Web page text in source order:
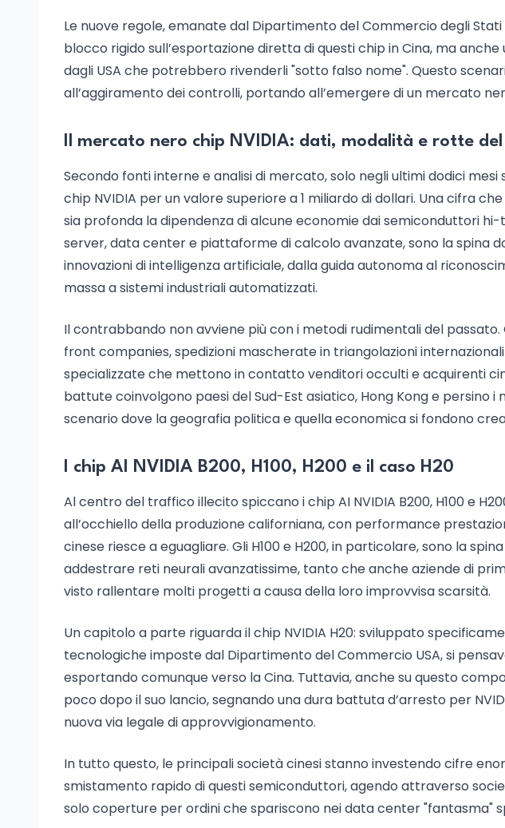
Le nuove regole, emanate dal Dipartimento del Commercio degli
blocco rigido sull’esportazione diretta di questi chip in Cina, ma
dagli USA che potrebbero rivenderli "sotto falso nome". Questo
all’aggiramento dei controlli, portando all’emergere di un mercato
Il mercato nero chip NVIDIA: dati, modalità e rotte
Secondo fonti interne e analisi di mercato, solo negli ultimi dodici
chip NVIDIA per un valore superiore a 1 miliardo di dollari. Una cifra
sia profonda la dipendenza di alcune economie dai semiconduttori
server, data center e piattaforme di calcolo avanzate, sono la spina
innovazioni di intelligenza artificiale, dalla guida autonoma al
massa a sistemi industriali automatizzati.
Il contrabbando non avviene più con i metodi rudimentali del
front companies, spedizioni mascherate in triangolazioni
specializzate che mettono in contatto venditori occulti e acquirenti
battute coinvolgono paesi del Sud-Est asiatico, Hong Kong e persino i
scenario dove la geografia politica e quella economica si fondono
I chip AI NVIDIA B200, H100, H200 e il caso H20
Al centro del traffico illecito spiccano i chip AI NVIDIA B200, H100 e
all’occhiello della produzione californiana, con performance
cinese riesce a eguagliare. Gli H100 e H200, in particolare, sono la
addestrare reti neurali avanzatissime, tanto che anche aziende di
visto rallentare molti progetti a causa della loro improvvisa scarsità.
Un capitolo a parte riguarda il chip NVIDIA H20: sviluppato
tecnologiche imposte dal Dipartimento del Commercio USA, si
esportando comunque verso la Cina. Tuttavia, anche su questo
poco dopo il suo lancio, segnando una dura battuta d’arresto per
nuova via legale di approvvigionamento.
In tutto questo, le principali società cinesi stanno investendo cifre
smistamento rapido di questi semiconduttori, agendo attraverso
solo coperture per ordini che spariscono nei data center "fantasma"